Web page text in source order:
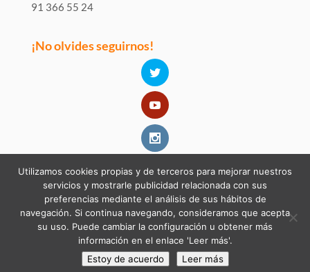
91 366 55 24
¡No olvides seguirnos!
Utilizamos cookies propias y de terceros para mejorar nuestros
servicios y mostrarle publicidad relacionada con sus
preferencias mediante el análisis de sus hábitos de
navegación. Si continua navegando, consideramos que acepta
su uso. Puede cambiar la configuración u obtener más
información en el enlace 'Leer más'.
Estoy de acuerdo
Leer más